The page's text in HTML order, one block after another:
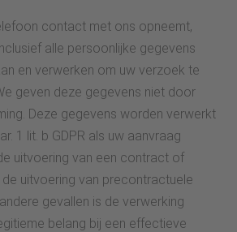
contact met ons opneemt,
alle persoonlijke gegevens
en verwerken om uw verzoek te
geven deze gegevens niet door
Deze gegevens worden verwerkt
1 lit. b GDPR als uw aanvraag
uitvoering van een contract of
uitvoering van precontractuele
gevallen is de verwerking
belang bij een effectieve